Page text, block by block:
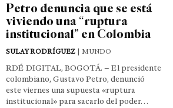
Petro denuncia que se está
viviendo una “ruptura
institucional” en Colombia
SULAY RODRÍGUEZ | MUNDO
RDÉ DIGITAL, BOGOTÁ. – El presidente
colombiano, Gustavo Petro, denunció
este viernes una supuesta «ruptura
institucional» para sacarlo del poder…